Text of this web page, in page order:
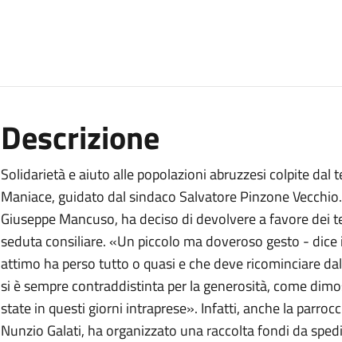
Descrizione
Solidarietà e aiuto alle popolazioni abruzzesi colpite
Maniace, guidato dal sindaco Salvatore Pinzone
Giuseppe Mancuso, ha deciso di devolvere a favore
seduta consiliare. «Un piccolo ma doveroso gesto -
attimo ha perso tutto o quasi e che deve ricominciare
si è sempre contraddistinta per la generosità, come
state in questi giorni intraprese». Infatti, anche la
Nunzio Galati, ha organizzato una raccolta fondi da